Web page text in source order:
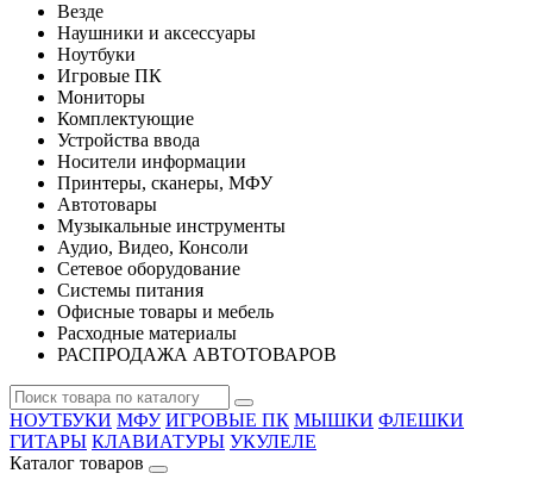
Везде
Наушники и аксессуары
Ноутбуки
Игровые ПК
Мониторы
Комплектующие
Устройства ввода
Носители информации
Принтеры, сканеры, МФУ
Автотовары
Музыкальные инструменты
Аудио, Видео, Консоли
Сетевое оборудование
Системы питания
Офисные товары и мебель
Расходные материалы
РАСПРОДАЖА АВТОТОВАРОВ
НОУТБУКИ МФУ ИГРОВЫЕ ПК МЫШКИ ФЛЕШКИ
ГИТАРЫ КЛАВИАТУРЫ УКУЛЕЛЕ
Каталог товаров